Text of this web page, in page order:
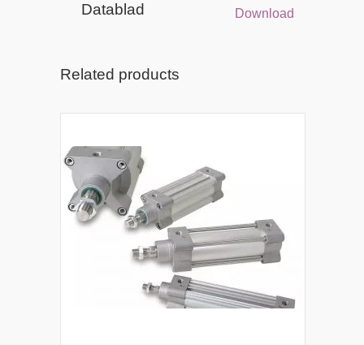
Datablad Download
Related products